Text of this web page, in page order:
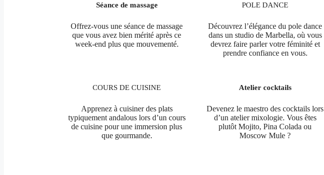
Séance de massage
Offrez-vous une séance de massage
que vous avez bien mérité après ce
week-end plus que mouvementé.
POLE DANCE
Découvrez l’élégance du pole dance
dans un studio de Marbella, où vous
devrez faire parler votre féminité et
prendre confiance en vous.
COURS DE CUISINE
Apprenez à cuisiner des plats
typiquement andalous lors d’un cours
de cuisine pour une immersion plus
que gourmande.
Atelier cocktails
Devenez le maestro des cocktails lors
d’un atelier mixologie. Vous êtes
plutôt Mojito, Pina Colada ou
Moscow Mule ?